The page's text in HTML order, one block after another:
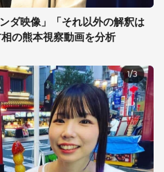
ダ映像」「それ以外の解釈は
の熊本視察動画を分析